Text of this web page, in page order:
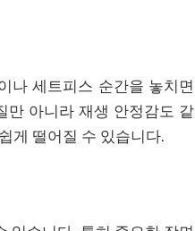
나 세트피스 순간을 놓치면
만 아니라 재생 안정감도 같
게 떨어질 수 있습니다.